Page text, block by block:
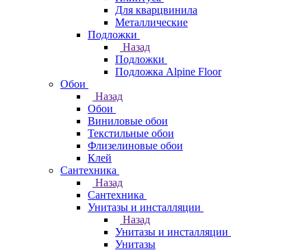
Для кварцвинила
Металлические
Подложки
Назад
Подложки
Подложка Alpine Floor
Обои
Назад
Обои
Виниловые обои
Текстильные обои
Флизелиновые обои
Клей
Сантехника
Назад
Сантехника
Унитазы и инсталляции
Назад
Унитазы и инсталляции
Унитазы